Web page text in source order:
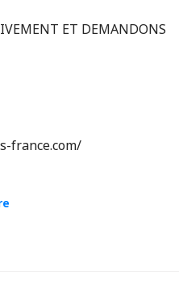
ET DEMANDONS
france.com/